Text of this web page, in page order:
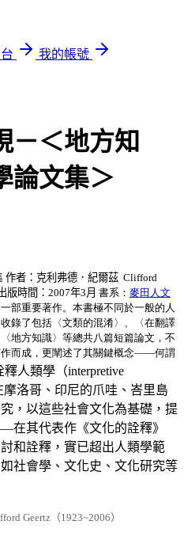
我的帳號
－＜地方知
論文集＞
作者：克利弗德．紀爾茲 Clifford
版時間： 2007年3 月 書系： 麥田人文
部重要著作。本書極不同於一般的人
錄了包括〈文類的混淆〉、〈在翻譯
地方知識〉等總共八篇短篇論文，不
而成，更闡述了其關鍵概念——何謂
人類學（interpretive
摩洛哥、印尼的爪哇、峇里島
，以這些社會文化為基礎，提
其代表作《文化的詮釋》
和詮釋，實已超出人類學範
社會學、文化史、文化研究等
Geertz（1923~2006）